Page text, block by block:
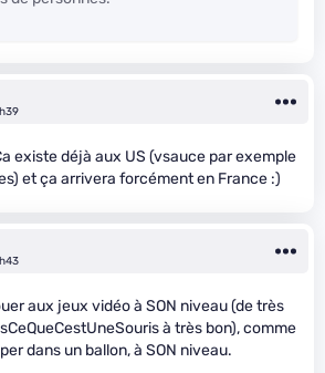
existe déjà aux US (vsauce par exemple
et ça arrivera forcément en France :)
aux jeux vidéo à SON niveau (de très
à très bon), comme
dans un ballon, à SON niveau.